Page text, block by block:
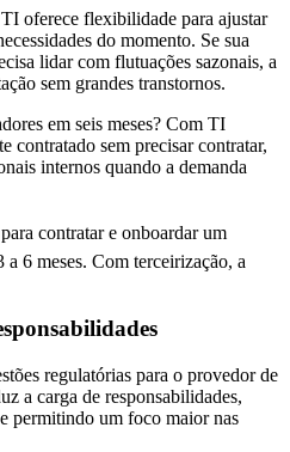
oferece flexibilidade para ajustar
do momento. Se sua
lidar com flutuações sazonais, a
sem grandes transtornos.
em seis meses? Com TI
contratado sem precisar contratar,
internos quando a demanda
contratar e onboardar um
6 meses. Com terceirização, a
regulatórias para o provedor de
a carga de responsabilidades,
permitindo um foco maior nas